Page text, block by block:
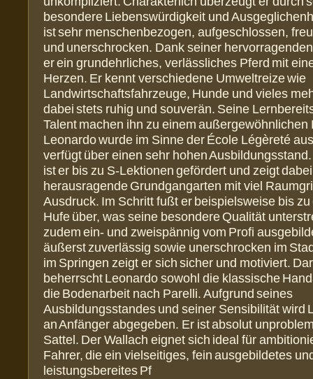
besondere Liebenswürdigkeit und
ist sehr menschenbezogen, aufgeschlossen,
und unerschrocken. Dank seiner
er ein grundehrliches, verlässliches Pferd mit
Herzen. Er kennt verschiedene Umweltreize wie
Landwirtschaftsfahrzeuge, Hunde und vieles
dabei stets ruhig und souverän. Seine
Talent machen ihn zu einem außergewöhnlichen
Leonardo wurde im Sinne der École Légèreté
verfügt über einen sehr hohen
ist er bis zu S-Lektionen gefördert und zeigt dabei
herausragende Grundgangarten mit viel
Ausdruck. Im Schritt fußt er beispielsweise bis
Hufe über, was seine besondere Qualität
zudem ein- und zweispännig vom Profi
äußerst zuverlässig sowie unerschrocken im
im Springen zeigt er sich sicher und motiviert.
beherrscht Leonardo sowohl die klassische
die Bodenarbeit nach Parelli. Aufgrund seines
Ausbildungsstandes und seiner Sensibilität wird
an Anfänger abgegeben. Er ist absolut
Sattel. Der Wallach eignet sich ideal für
Fahrer, die ein vielseitiges, fein ausgebildetes
leistungsbereites Pf